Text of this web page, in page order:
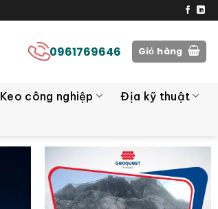
0961769646 Giỏ hàng
Keo công nghiệp
Địa kỹ thuật